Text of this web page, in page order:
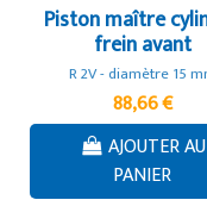
Piston maître
frein avant
R 2V - diamètre 15
88,66 €
AJOUTER AU
PANIER